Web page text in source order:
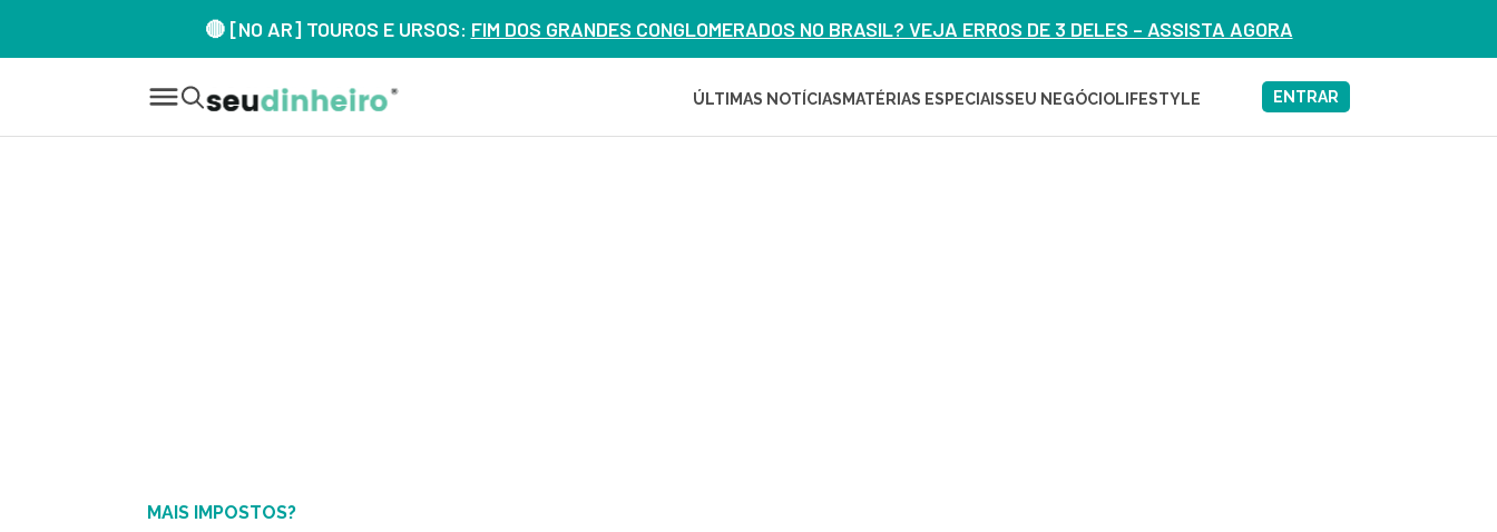
🔴 [NO AR] TOUROS E URSOS: FIM DOS GRANDES CONGLOMERADOS NO BRASIL? VEJA ERROS DE 3 DELES – ASSISTA AGORA
ÚLTIMAS NOTÍCIAS MATÉRIAS ESPECIAISSEU NEGÓCIOLIFESTYLE ENTRAR
MAIS IMPOSTOS?